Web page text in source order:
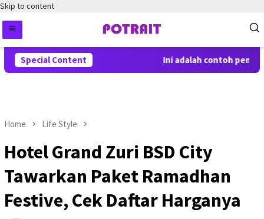
Skip to content
Special Content Ini adalah contoh
Home Life Style
Hotel Grand Zuri BSD City
Tawarkan Paket Ramadhan
Festive, Cek Daftar Harganya